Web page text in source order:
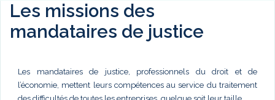
Les missions des
mandataires de justice
Les mandataires de justice, professionnels du droit et de
l’économie, mettent leurs compétences au service du traitement